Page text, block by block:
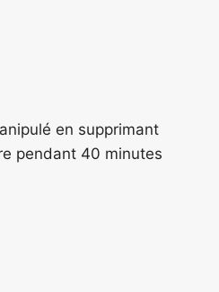
en supprimant
pendant 40 minutes